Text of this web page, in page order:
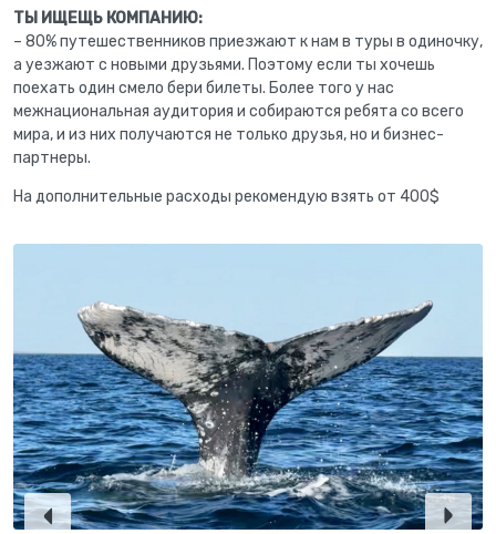
ТЫ ИЩЕЩЬ КОМПАНИЮ:
– 80% путешественников приезжают к нам в туры в одиночку,
а уезжают с новыми друзьями. Поэтому если ты хочешь
поехать один смело бери билеты. Более того у нас
межнациональная аудитория и собираются ребята со всего
мира, и из них получаются не только друзья, но и бизнес-
партнеры.
На дополнительные расходы рекомендую взять от 400$